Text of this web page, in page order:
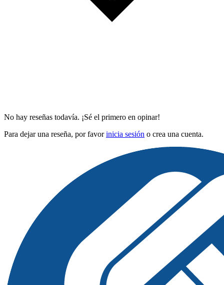
No hay reseñas todavía. ¡Sé el primero en opinar!
Para dejar una reseña, por favorinicia sesión o crea una cuenta.